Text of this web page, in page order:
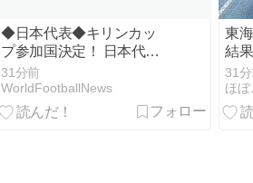
◆日本代表◆キリンカッ
プ参加国決定！ 日本代表
は10/1 エクアドル10/5 パ
ナマかニュージーランド
と対戦
31分前
WorldFootballNews
東
結
31